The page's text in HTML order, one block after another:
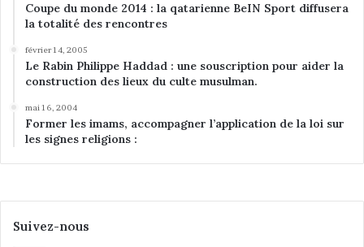
Coupe du monde 2014 : la qatarienne BeIN Sport diffusera
la totalité des rencontres
février 14, 2005
Le Rabin Philippe Haddad : une souscription pour aider la
construction des lieux du culte musulman.
mai 16, 2004
Former les imams, accompagner l’application de la loi sur
les signes religions :
Suivez-nous